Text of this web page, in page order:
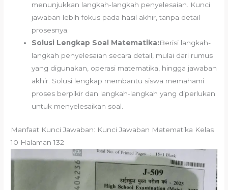
menunjukkan langkah-langkah penyelesaian. Kunci
jawaban lebih fokus pada hasil akhir, tanpa detail
prosesnya.
Solusi Lengkap Soal Matematika:Berisi langkah-
langkah penyelesaian secara detail, mulai dari rumus
yang digunakan, operasi matematika, hingga jawaban
akhir. Solusi lengkap membantu siswa memahami
proses berpikir dan langkah-langkah yang diperlukan
untuk menyelesaikan soal.
Manfaat Kunci Jawaban: Kunci Jawaban Matematika Kelas
10 Halaman 132